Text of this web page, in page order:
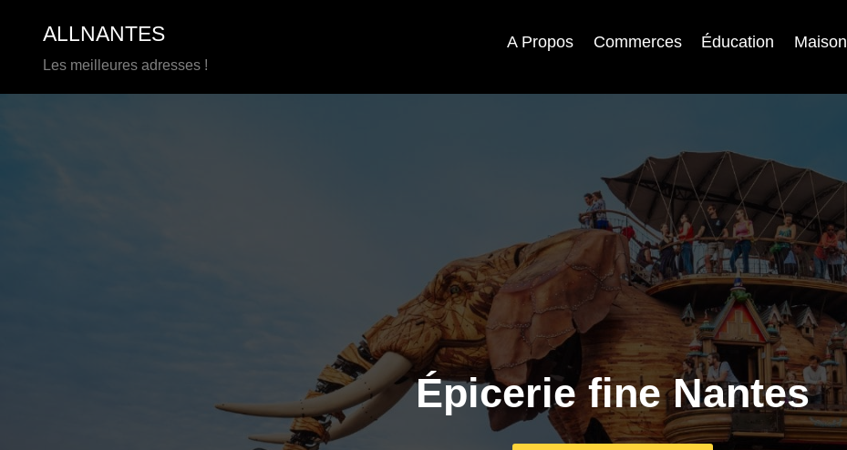
contenu
ALLNANTES
Les meilleures adresses !
A Propos Commerces Éducation Maison
Épicerie fine Nantes